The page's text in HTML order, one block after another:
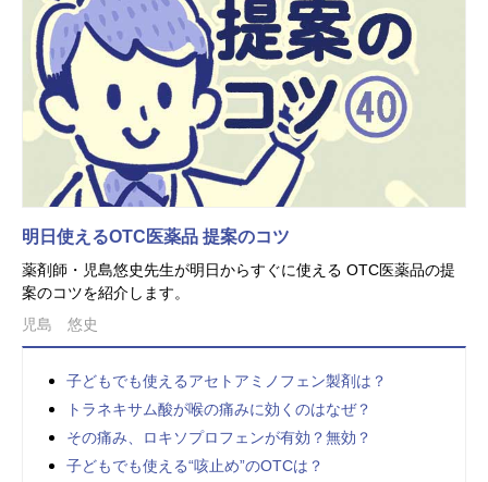
明日使えるOTC医薬品 提案のコツ
薬剤師・児島悠史先生が明日からすぐに使える OTC医薬品の提
案のコツを紹介します。
児島 悠史
子どもでも使えるアセトアミノフェン製剤は？
トラネキサム酸が喉の痛みに効くのはなぜ？
その痛み、ロキソプロフェンが有効？無効？
子どもでも使える“咳止め”のOTCは？